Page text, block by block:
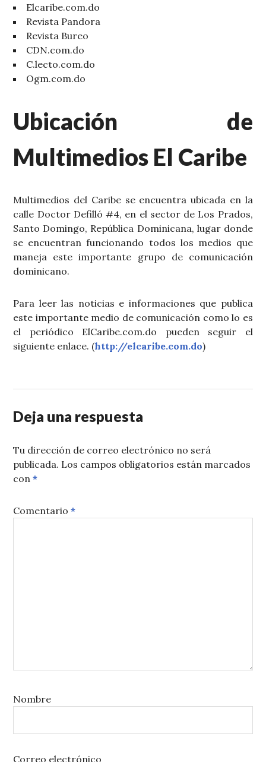
Elcaribe.com.do
Revista Pandora
Revista Bureo
CDN.com.do
C.lecto.com.do
Ogm.com.do
Ubicación de
Multimedios El Caribe
Multimedios del Caribe se encuentra ubicada en la
calle Doctor Defilló #4, en el sector de Los Prados,
Santo Domingo, República Dominicana, lugar donde
se encuentran funcionando todos los medios que
maneja este importante grupo de comunicación
dominicano.
Para leer las noticias e informaciones que publica
este importante medio de comunicación como lo es
el periódico ElCaribe.com.do pueden seguir el
siguiente enlace. (http://elcaribe.com.do)
Deja una respuesta
Tu dirección de correo electrónico no será
publicada. Los campos obligatorios están marcados
con*
Comentario*
Nombre
Correo electrónico